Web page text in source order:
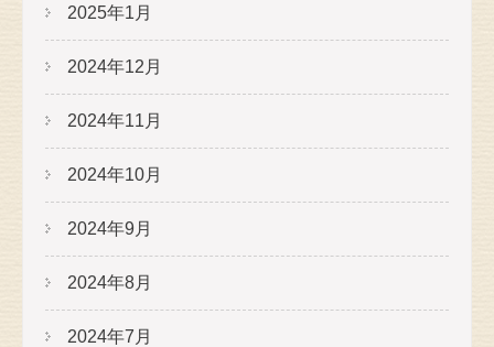
2025年1月
2024年12月
2024年11月
2024年10月
2024年9月
2024年8月
2024年7月